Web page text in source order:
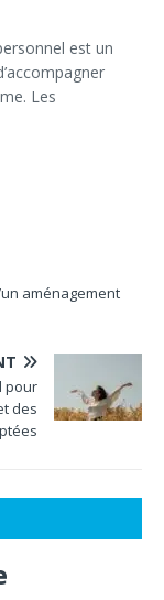
est un
Les
aménagement
pour
des